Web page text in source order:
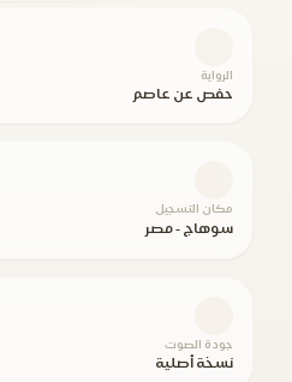
الرواية
حفص عن عاصم
مكان التسجيل
سوهاج - مصر
جودة الصوت
نسخة أصلية